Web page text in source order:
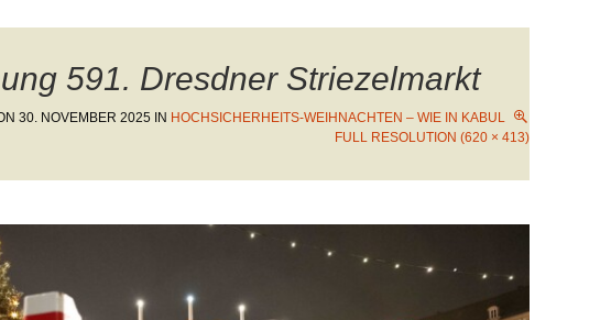
591. Dresdner Striezelmarkt
30. NOVEMBER 2025 IN HOCHSICHERHEITS-WEIHNACHTEN – WIE IN KABUL
FULL RESOLUTION (620 × 413)